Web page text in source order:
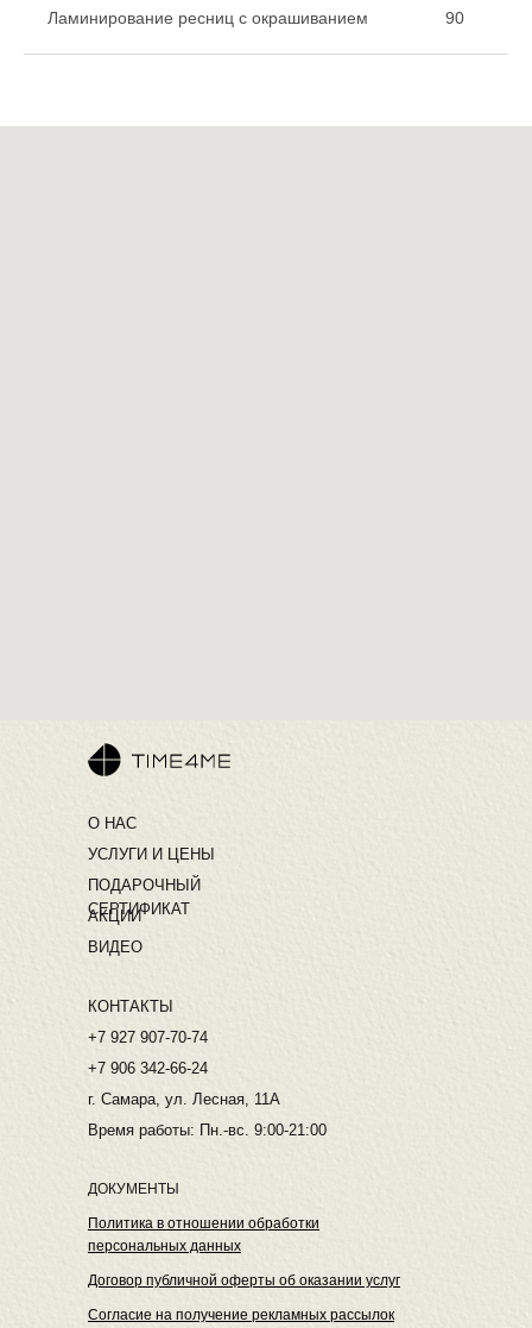
Ламинирование ресниц с окрашиванием 90
О НАС
УСЛУГИ И ЦЕНЫ
КОНТАКТЫ
ПОДАРОЧНЫЙ
СЕРТИФИКАТ
АКЦИИ
ВИДЕО
+7 927 907-70-74
+7 906 342-66-24
г. Самара, ул. Лесная, 11А
Время работы: Пн.-вс. 9:00-21:00
Политика в отношении обработки
персональных данных
Договор публичной оферты об оказании услуг
Согласие на получение рекламных рассылок
ДОКУМЕНТЫ